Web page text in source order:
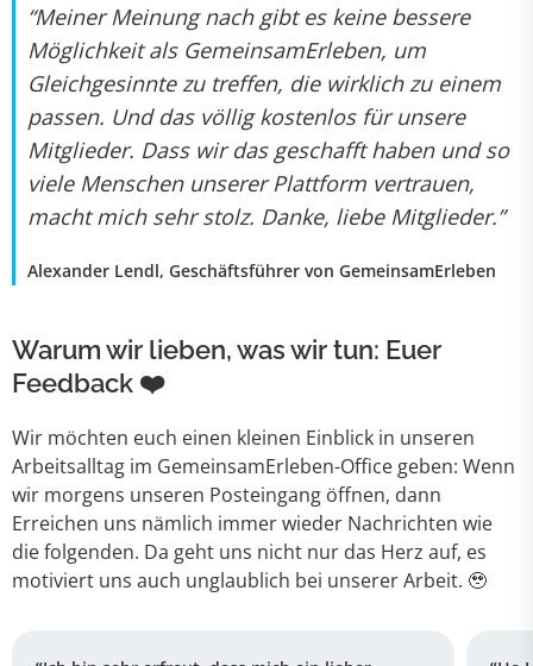
“Meiner Meinung nach gibt es keine bessere
Möglichkeit als GemeinsamErleben, um
Gleichgesinnte zu treffen, die wirklich zu einem
passen. Und das völlig kostenlos für unsere
Mitglieder. Dass wir das geschafft haben und so
viele Menschen unserer Plattform vertrauen,
macht mich sehr stolz. Danke, liebe Mitglieder.”
Alexander Lendl, Geschäftsführer von GemeinsamErleben
Warum wir lieben, was wir tun: Euer
Feedback ❤️
Wir möchten euch einen kleinen Einblick in unseren
Arbeitsalltag im GemeinsamErleben-Office geben: Wenn
wir morgens unseren Posteingang öffnen, dann
Erreichen uns nämlich immer wieder Nachrichten wie
die folgenden. Da geht uns nicht nur das Herz auf, es
motiviert uns auch unglaublich bei unserer Arbeit. 🥹